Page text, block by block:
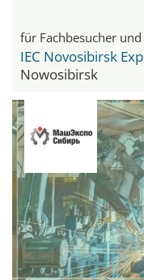
für Fachbesucher
IEC Novosibirsk
Nowosibirsk